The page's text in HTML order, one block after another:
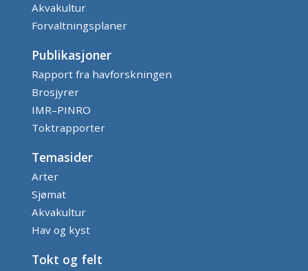
Akvakultur
Forvaltningsplaner
Publikasjoner
Rapport fra havforskningen
Brosjyrer
IMR–PINRO
Toktrapporter
Temasider
Arter
Sjømat
Akvakultur
Hav og kyst
Tokt og felt